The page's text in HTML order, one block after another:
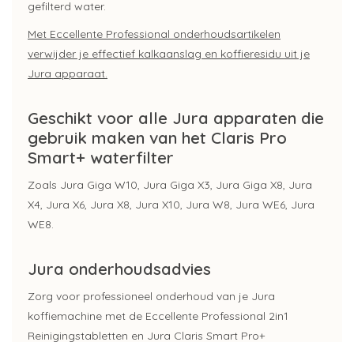
gefilterd water.
Met Eccellente Professional onderhoudsartikelen
verwijder je effectief kalkaanslag en koffieresidu uit je
Jura apparaat.
Geschikt voor alle Jura apparaten die
gebruik maken van het Claris Pro
Smart+ waterfilter
Zoals Jura Giga W10, Jura Giga X3, Jura Giga X8, Jura
X4, Jura X6, Jura X8, Jura X10, Jura W8, Jura WE6, Jura
WE8.
Jura onderhoudsadvies
Zorg voor professioneel onderhoud van je Jura
koffiemachine met de Eccellente Professional 2in1
Reinigingstabletten en Jura Claris Smart Pro+